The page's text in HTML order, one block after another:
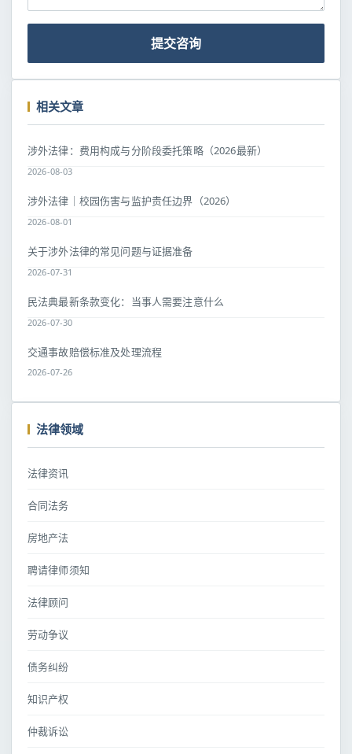
提交咨询
相关文章
涉外法律：费用构成与分阶段委托策略（2026最新）
2026-08-03
涉外法律｜校园伤害与监护责任边界（2026）
2026-08-01
关于涉外法律的常见问题与证据准备
2026-07-31
民法典最新条款变化：当事人需要注意什么
2026-07-30
交通事故赔偿标准及处理流程
2026-07-26
法律领域
法律资讯
合同法务
房地产法
聘请律师须知
法律顾问
劳动争议
债务纠纷
知识产权
仲裁诉讼